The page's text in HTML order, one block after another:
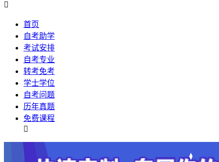

首页
自考助学
考试安排
自考专业
转考免考
学士学位
自考问题
历年真题
免费课程
